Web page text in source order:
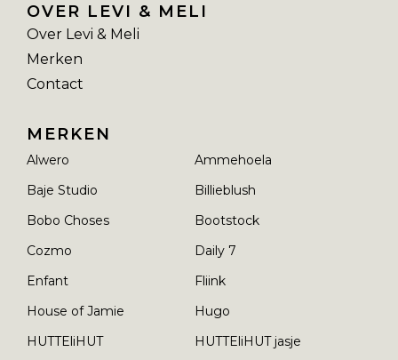
OVER LEVI & MELI
Over Levi & Meli
Merken
Contact
MERKEN
Alwero
Ammehoela
Baje Studio
Billieblush
Bobo Choses
Bootstock
Cozmo
Daily 7
Enfant
Fliink
House of Jamie
Hugo
HUTTEliHUT
HUTTEliHUT jasje